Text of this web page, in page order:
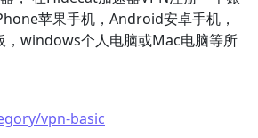
苹果手机，Android安卓手机，
，windows个人电脑或Mac电脑等所
vpn-basic